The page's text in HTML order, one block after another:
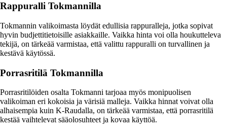
Rappuralli Tokmannilla
Tokmannin valikoimasta löydät edullisia rappuralleja, jotka sopivat
hyvin budjettitietoisille asiakkaille. Vaikka hinta voi olla houkutteleva
tekijä, on tärkeää varmistaa, että valittu rappuralli on turvallinen ja
kestävä käytössä.
Porrasritilä Tokmannilla
Porrasritilöiden osalta Tokmanni tarjoaa myös monipuolisen
valikoiman eri kokoisia ja värisiä malleja. Vaikka hinnat voivat olla
alhaisempia kuin K-Raudalla, on tärkeää varmistaa, että porrasritilä
kestää vaihtelevat sääolosuhteet ja kovaa käyttöä.